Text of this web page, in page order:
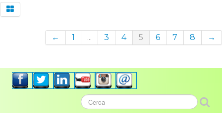
← 1 ... 3 4 5 6 7 8 →